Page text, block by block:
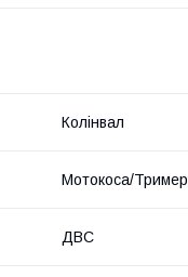
Колінвал
Мотокоса/Тример
ДВС